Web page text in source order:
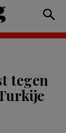
tegen